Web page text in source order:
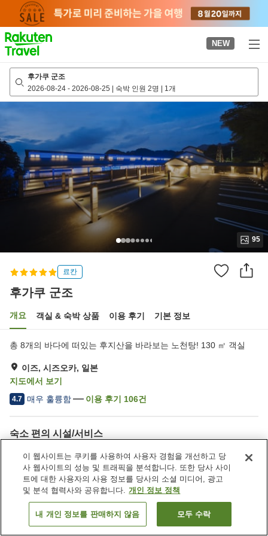
page
NEW
후가쿠 군조
2026-08-24 - 2026-08-25 | 숙박 인원 2명 | 1개
95
료칸
후가쿠 군조
개요 객실 & 숙박 상품 이용 후기 기본 정보
총 8개의 바다에 떠있는 후지산을 바라보는 노천탕! 130 ㎡ 객실
이즈, 시즈오카, 일본
지도에서 보기
4.7 매우 훌륭함 이용 후기 106건
숙소 편의 시설/서비스
Wi-Fi
건물 내에 온천 있음
제트 욕조
프라이빗 다이닝
일본 시즈오카 이즈 후가쿠 군조
객실 보기
이 웹사이트는 쿠키를 사용하여 사용자 경험을 개선하고 당
사 웹사이트의 성능 및 트래픽을 분석합니다. 또한 당사 사이
트에 대한 사용자의 사용 정보를 당사의 소셜 미디어, 광고
및 분석 협력사와 공유합니다. 개인 정보 정책
내 개인 정보를 판매하지 않음 모두 수락